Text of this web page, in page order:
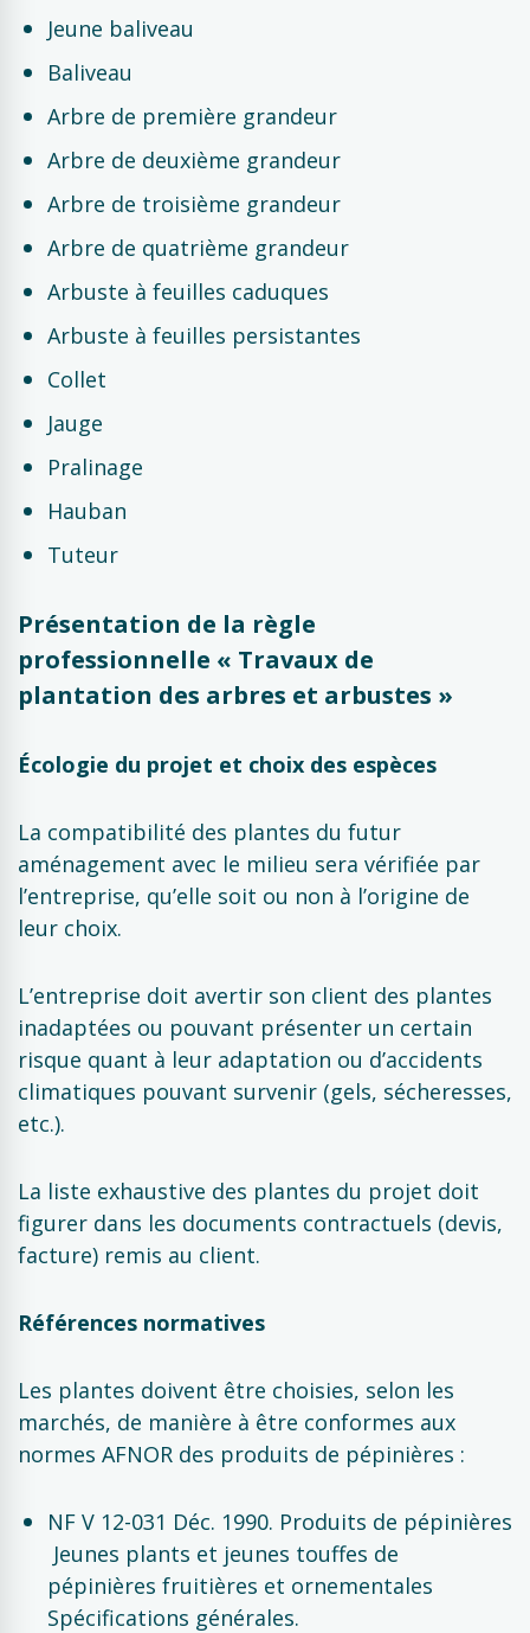
Jeune baliveau
Baliveau
Arbre de première grandeur
Arbre de deuxième grandeur
Arbre de troisième grandeur
Arbre de quatrième grandeur
Arbuste à feuilles caduques
Arbuste à feuilles persistantes
Collet
Jauge
Pralinage
Hauban
Tuteur
Présentation de la règle
professionnelle « Travaux de
plantation des arbres et arbustes »
Écologie du projet et choix des espèces
La compatibilité des plantes du futur
aménagement avec le milieu sera vérifiée par
l’entreprise, qu’elle soit ou non à l’origine de
leur choix.
L’entreprise doit avertir son client des plantes
inadaptées ou pouvant présenter un certain
risque quant à leur adaptation ou d’accidents
climatiques pouvant survenir (gels, sécheresses,
etc.).
La liste exhaustive des plantes du projet doit
figurer dans les documents contractuels (devis,
facture) remis au client.
Références normatives
Les plantes doivent être choisies, selon les
marchés, de manière à être conformes aux
normes AFNOR des produits de pépinières :
NF V 12-031 Déc. 1990. Produits de pépinières
 Jeunes plants et jeunes touffes de
pépinières fruitières et ornementales 
Spécifications générales.